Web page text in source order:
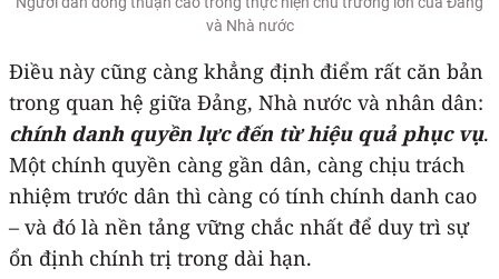
và Nhà nước
Điều này cũng càng khẳng định điểm rất căn bản
trong quan hệ giữa Đảng, Nhà nước và nhân dân:
chính danh quyền lực đến từ hiệu quả phục vụ.
Một chính quyền càng gần dân, càng chịu trách
nhiệm trước dân thì càng có tính chính danh cao
– và đó là nền tảng vững chắc nhất để duy trì sự
ổn định chính trị trong dài hạn.